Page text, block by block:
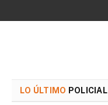
LO ÚLTIMO POLICIAL